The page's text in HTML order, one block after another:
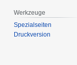
Werkzeuge
Spezialseiten
Druckversion